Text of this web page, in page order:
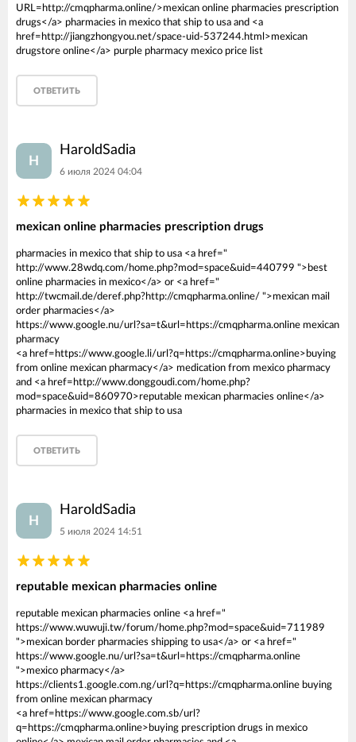
URL=http://cmqpharma.online/>mexican online pharmacies prescription
drugs</a> pharmacies in mexico that ship to usa and <a
href=http://jiangzhongyou.net/space-uid-537244.html>mexican
drugstore online</a> purple pharmacy mexico price list
ОТВЕТИТЬ
H
HaroldSadia
6 июля 2024 04:04
mexican online pharmacies prescription drugs
pharmacies in mexico that ship to usa <a href="
http://www.28wdq.com/home.php?mod=space&uid=440799 ">best
online pharmacies in mexico</a> or <a href="
http://twcmail.de/deref.php?http://cmqpharma.online/ ">mexican mail
order pharmacies</a>
https://www.google.nu/url?sa=t&url=https://cmqpharma.online mexican
pharmacy
<a href=https://www.google.li/url?q=https://cmqpharma.online>buying
from online mexican pharmacy</a> medication from mexico pharmacy
and <a href=http://www.donggoudi.com/home.php?
mod=space&uid=860970>reputable mexican pharmacies online</a>
pharmacies in mexico that ship to usa
ОТВЕТИТЬ
H
HaroldSadia
5 июля 2024 14:51
reputable mexican pharmacies online
reputable mexican pharmacies online <a href="
https://www.wuwuji.tw/forum/home.php?mod=space&uid=711989
">mexican border pharmacies shipping to usa</a> or <a href="
https://www.google.nu/url?sa=t&url=https://cmqpharma.online
">mexico pharmacy</a>
https://clients1.google.com.ng/url?q=https://cmqpharma.online buying
from online mexican pharmacy
<a href=https://www.google.com.sb/url?
q=https://cmqpharma.online>buying prescription drugs in mexico